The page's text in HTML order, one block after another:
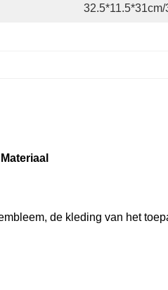
de kleding van het